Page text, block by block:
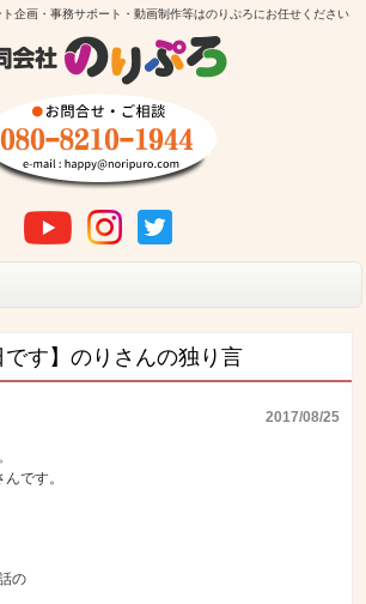
ト企画・事務サポート・動画制作等はのりぷろにお任せください
です】のりさんの独り言
2017/08/25
です。
の